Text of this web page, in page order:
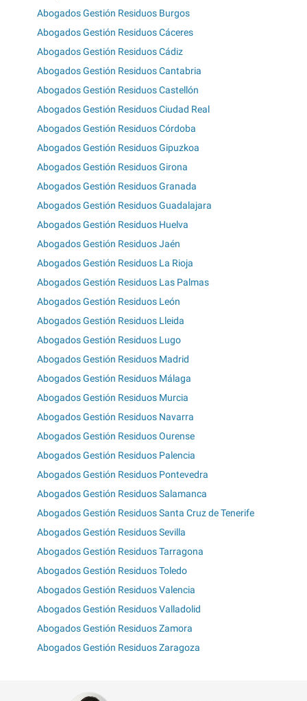
Abogados Gestión Residuos Burgos
Abogados Gestión Residuos Cáceres
Abogados Gestión Residuos Cádiz
Abogados Gestión Residuos Cantabria
Abogados Gestión Residuos Castellón
Abogados Gestión Residuos Ciudad Real
Abogados Gestión Residuos Córdoba
Abogados Gestión Residuos Gipuzkoa
Abogados Gestión Residuos Girona
Abogados Gestión Residuos Granada
Abogados Gestión Residuos Guadalajara
Abogados Gestión Residuos Huelva
Abogados Gestión Residuos Jaén
Abogados Gestión Residuos La Rioja
Abogados Gestión Residuos Las Palmas
Abogados Gestión Residuos León
Abogados Gestión Residuos Lleida
Abogados Gestión Residuos Lugo
Abogados Gestión Residuos Madrid
Abogados Gestión Residuos Málaga
Abogados Gestión Residuos Murcia
Abogados Gestión Residuos Navarra
Abogados Gestión Residuos Ourense
Abogados Gestión Residuos Palencia
Abogados Gestión Residuos Pontevedra
Abogados Gestión Residuos Salamanca
Abogados Gestión Residuos Santa Cruz de Tenerife
Abogados Gestión Residuos Sevilla
Abogados Gestión Residuos Tarragona
Abogados Gestión Residuos Toledo
Abogados Gestión Residuos Valencia
Abogados Gestión Residuos Valladolid
Abogados Gestión Residuos Zamora
Abogados Gestión Residuos Zaragoza